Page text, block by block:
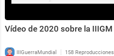
Vídeo de 2020 sobre la IIIGM
IIIGuerraMundial | 158 Reproducciones